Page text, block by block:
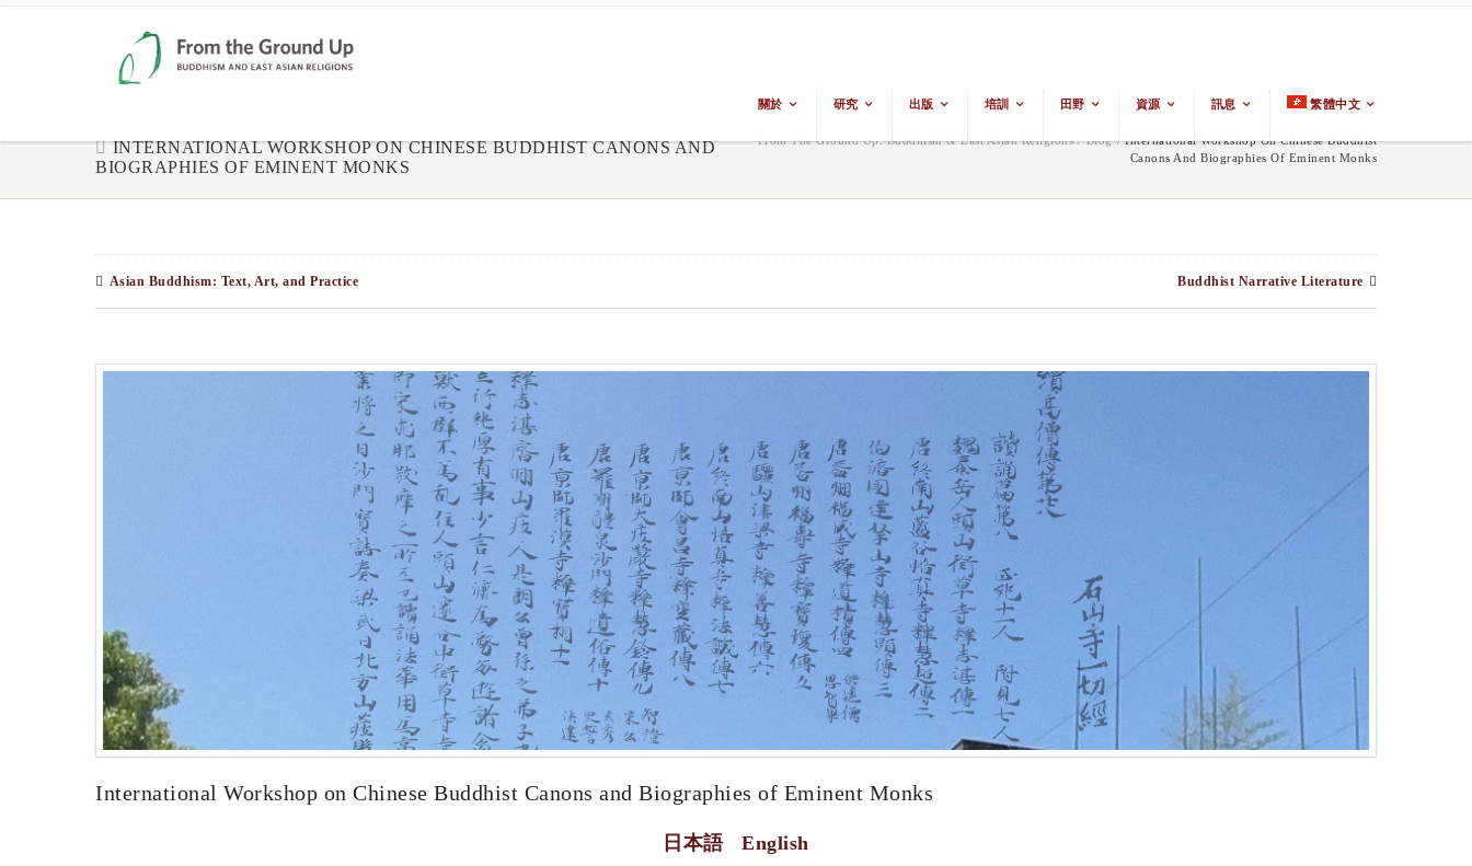
關於 研究 出版 培訓 田野 資源 訊息 繁體中文
INTERNATIONAL WORKSHOP ON CHINESE BUDDHIST CANONS AND
BIOGRAPHIES OF EMINENT MONKS
From The Ground Up: Buddhism & East Asian Religions / Blog / International Workshop On Chinese Buddhist
Canons And Biographies Of Eminent Monks
Asian Buddhism: Text, Art, and Practice Buddhist Narrative Literature
International Workshop on Chinese Buddhist Canons and Biographies of Eminent Monks
日本語 English